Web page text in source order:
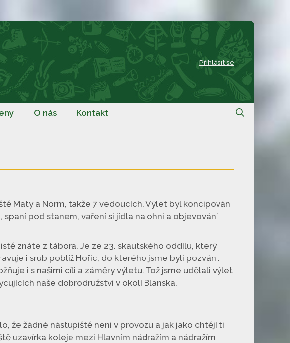
Přihlásit se
O nás Kontakt
Maty a Norm, takže 7 vedoucích. Výlet byl koncipován
pod stanem, vaření si jídla na ohni a objevování
znáte z tábora. Je ze 23. skautského oddílu, který
i srub poblíž Hořic, do kterého jsme byli pozváni.
i s našimi cíli a záměry výletu. Tož jsme udělali výlet
naše dobrodružství v okolí Blanska.
že žádné nástupiště není v provozu a jak jako chtějí ti
uzavírka koleje mezi Hlavním nádražím a nádražím